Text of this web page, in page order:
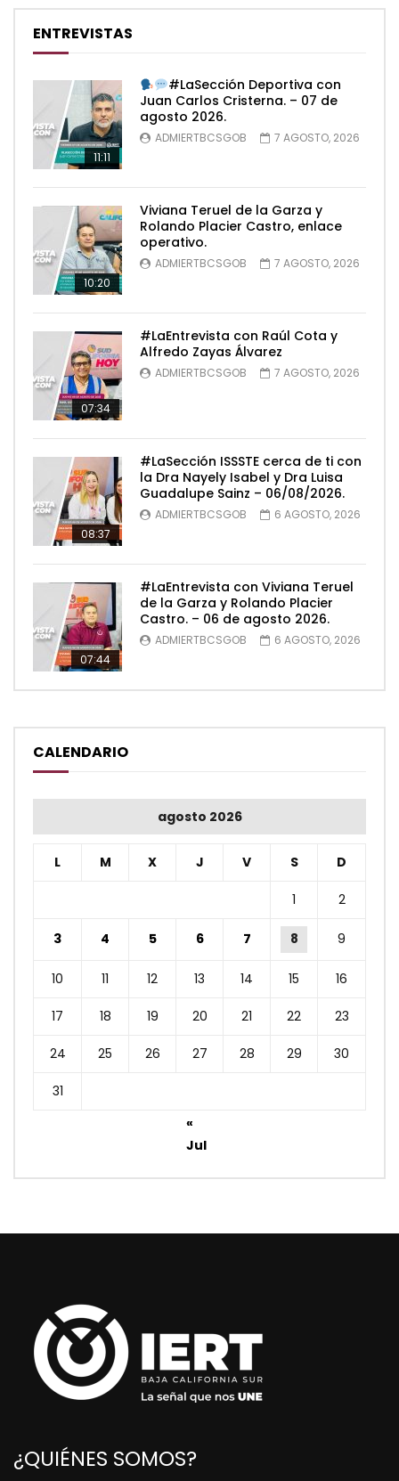
ENTREVISTAS
11:11
#LaSección Deportiva con
Juan Carlos Cristerna. – 07 de
agosto 2026.
ADMIERTBCSGOB 7 AGOSTO, 2026
10:20
Viviana Teruel de la Garza y
Rolando Placier Castro, enlace
operativo.
ADMIERTBCSGOB 7 AGOSTO, 2026
07:34
#LaEntrevista con Raúl Cota y
Alfredo Zayas Álvarez
ADMIERTBCSGOB 7 AGOSTO, 2026
08:37
#LaSección ISSSTE cerca de ti con
la Dra Nayely Isabel y Dra Luisa
Guadalupe Sainz – 06/08/2026.
ADMIERTBCSGOB 6 AGOSTO, 2026
07:44
#LaEntrevista con Viviana Teruel
de la Garza y Rolando Placier
Castro. – 06 de agosto 2026.
ADMIERTBCSGOB 6 AGOSTO, 2026
CALENDARIO
agosto 2026
L M X J V S D
1 2
3 4 5 6 7 8 9
10 11 12 13 14 15 16
17 18 19 20 21 22 23
24 25 26 27 28 29 30
31
«
Jul
¿QUIÉNES SOMOS?